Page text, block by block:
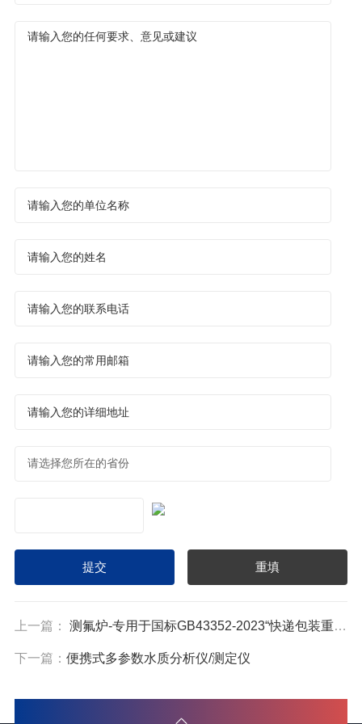
上一篇： 测氟炉-专用于国标GB43352-2023“快递包装重金属与特定物质限量”氟含量的测试
下一篇： 便携式多参数水质分析仪/测定仪